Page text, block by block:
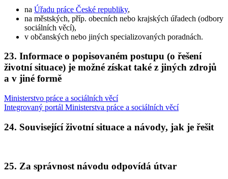
na Úřadu práce České republiky,
na městských, příp. obecních nebo krajských úřadech (odbory
sociálních věcí),
v občanských nebo jiných specializovaných poradnách.
23. Informace o popisovaném postupu (o řešení
životní situace) je možné získat také z jiných zdrojů
a v jiné formě
Ministerstvo práce a sociálních věcí
Integrovaný portál Ministerstva práce a sociálních věcí
24. Související životní situace a návody, jak je řešit
25. Za správnost návodu odpovídá útvar